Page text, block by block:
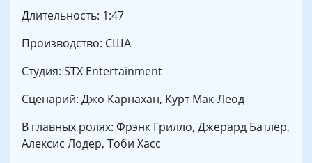
Длительность: 1:47
Производство: США
Студия: STX Entertainment
Сценарий: Джо Карнахан, Курт Мак-Леод
В главных ролях: Фрэнк Грилло, Джерард Батлер,
Алексис Лодер, Тоби Хасс